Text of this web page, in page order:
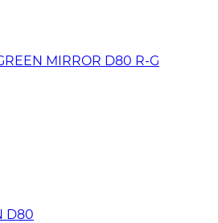
MIRROR D80 R-G
D80